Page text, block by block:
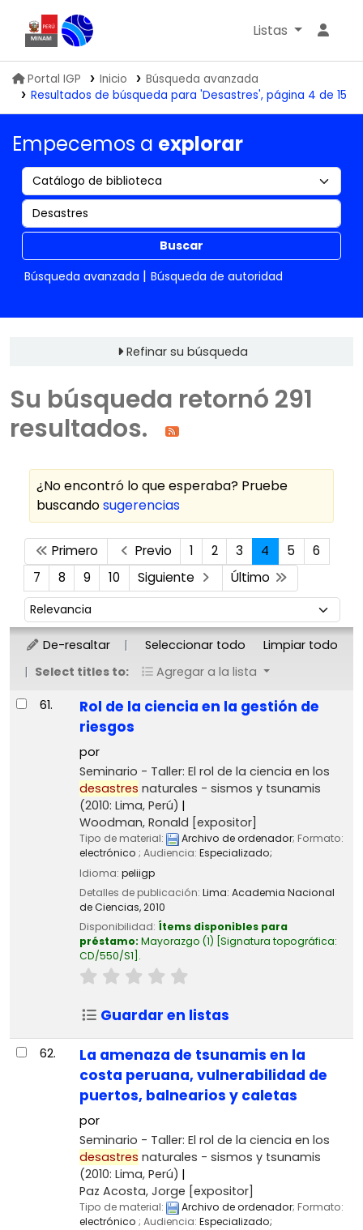
Biblioteca IGP
Listas
Portal IGP Inicio
Búsqueda avanzada
Resultados de búsqueda para 'Desastres', página 4 de 15
Empecemos a explorar
Buscar
Búsqueda avanzada
Búsqueda de autoridad
Refinar su búsqueda
Su búsqueda retornó 291
resultados.
¿No encontró lo que esperaba? Pruebe
buscandosugerencias
Ordenar
Primero Previo 1 2 3 4 5
6
7
8 9 10 Siguiente Último
Ordenar por:
De-resaltar Seleccionar todo
Limpiar todo
Select titles to:
Agregar a la lista
Resultados
61.
Rol de la ciencia en la gestión de
riesgos
por
Seminario - Taller: El rol de la ciencia en los
desastres naturales - sismos y tsunamis
(2010: Lima, Perú)
Woodman, Ronald [expositor]
Tipo de material: Archivo de ordenador; Formato:
electrónico ; Audiencia: Especializado;
Idioma: peliigp
Detalles de publicación: Lima: Academia Nacional
de Ciencias,2010
Disponibilidad: Ítems disponibles para
préstamo: Mayorazgo (1) Signatura topográfica:
CD/550/S1 .
Guardar en listas
62.
La amenaza de tsunamis en la
costa peruana, vulnerabilidad de
puertos, balnearios y caletas
por
Seminario - Taller: El rol de la ciencia en los
desastres naturales - sismos y tsunamis
(2010: Lima, Perú)
Paz Acosta, Jorge [expositor]
Tipo de material: Archivo de ordenador; Formato:
electrónico ; Audiencia: Especializado;